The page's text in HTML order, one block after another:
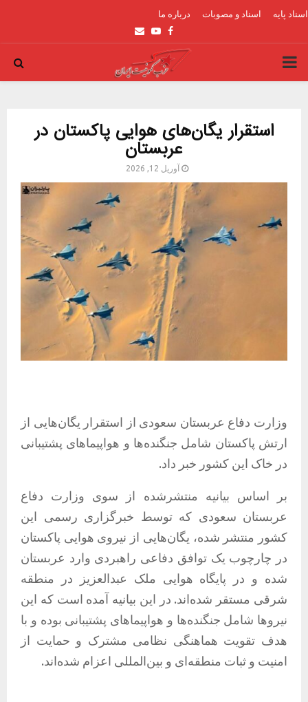
اسناد پایه اسناد و مصوبات درباره ما
Facebook
Youtube
Email
PRIMARY
استقرار یگان‌های هوایی پاکستان در
عربستان
آوریل 12, 2026
وزارت دفاع عربستان سعودی از استقرار یگان‌هایی از
ارتش پاکستان شامل جنگنده‌ها و هواپیماهای پشتیبانی
در خاک این کشور خبر داد.
بر اساس بیانیه منتشرشده از سوی وزارت دفاع
عربستان سعودی که توسط خبرگزاری رسمی این
کشور منتشر شده، یگان‌هایی از نیروی هوایی پاکستان
در چارچوب یک توافق دفاعی راهبردی وارد عربستان
شده و در پایگاه هوایی ملک عبدالعزیز در منطقه
شرقی مستقر شده‌اند. در این بیانیه آمده است که این
نیروها شامل جنگنده‌ها و هواپیماهای پشتیبانی بوده و با
هدف تقویت هماهنگی نظامی مشترک و حمایت از
امنیت و ثبات منطقه‌ای و بین‌المللی اعزام شده‌اند.